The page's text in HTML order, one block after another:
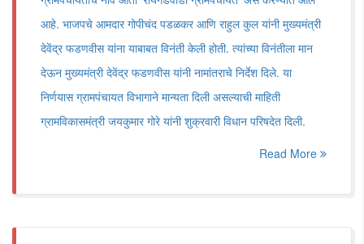
आहे. भाजपचे आमदार गोपीचंद पडळकर आणि राहुल कुल यांनी मुख्यमंत्री
देवेंद्र फडणवीस यांना याबाबत विनंती केली होती. त्यांच्या विनंतीला मान
देऊन मुख्यमंत्री देवेंद्र फडणवीस यांनी नामांतराचे निर्देश दिले. या
निर्णयास ग्रामपंचायत विभागाने मान्यता दिली असल्याची माहिती
ग्रामविकासमंत्री जयकुमार गोरे यांनी शुक्रवारी विधान परिषदेत दिली.
Read More